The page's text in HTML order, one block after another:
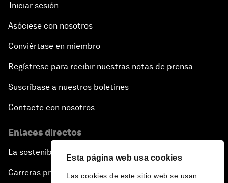
Esta página web usa cookies
Las cookies de este sitio web se usan
Iniciar sesión
Asóciese con nosotros
Conviértase en miembro
Regístrese para recibir nuestras notas de prensa
Suscríbase a nuestros boletines
Contacte con nosotros
Enlaces directos
La sostenibilidad en el Foro
Carreras profesionales